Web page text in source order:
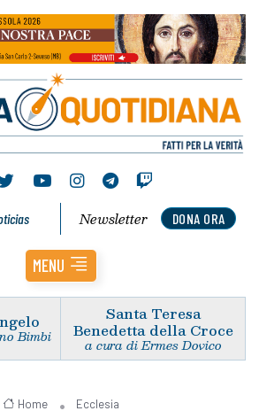
DONA ORA
Newsletter
MENU
Bimbi
Santa Teresa
Benedetta della Croce
a cura di Ermes Dovico
Home Ecclesia